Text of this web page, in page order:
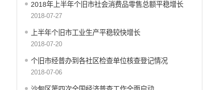
重大建设项目
社会救助
产品质量
食品药品监管
2018年上半年个旧市社会消费品零售总额平稳增长
2018-07-27
上半年个旧市工业生产平稳较快增长
2018-07-20
个旧市经普办到各社区检查单位核查登记情况
2018-07-06